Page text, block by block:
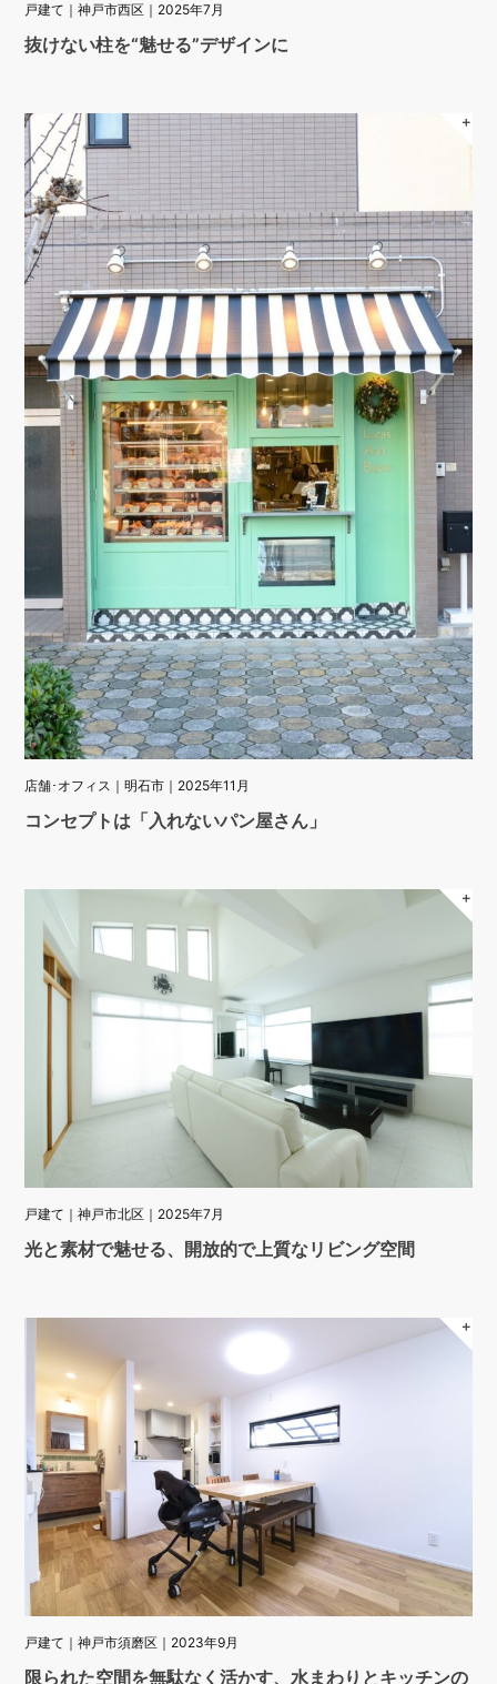
戸建て｜神戸市西区｜2025年7月
抜けない柱を“魅せる”デザインに
＋
店舗･オフィス｜明石市｜2025年11月
コンセプトは「入れないパン屋さん」
＋
戸建て｜神戸市北区｜2025年7月
光と素材で魅せる、開放的で上質なリビング空間
＋
戸建て｜神戸市須磨区｜2023年9月
限られた空間を無駄なく活かす、水まわりとキッチンの